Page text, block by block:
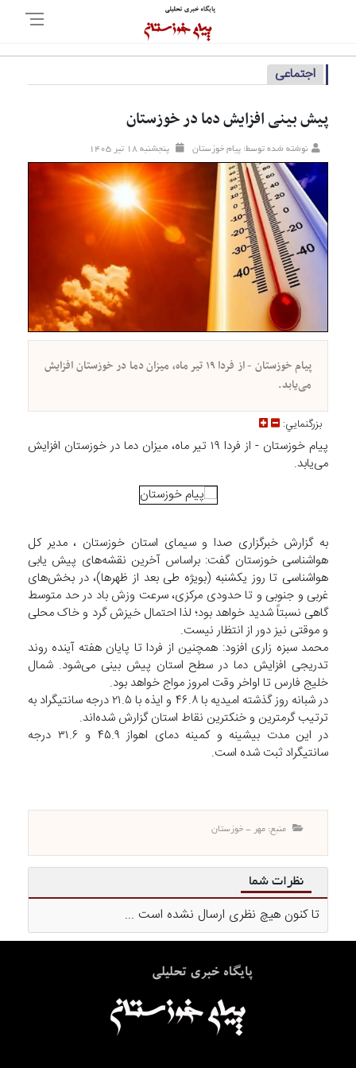
اجتماعی
پیش بینی افزایش دما در خوزستان
نوشته شده توسط: پیام خوزستان پنجشنبه ۱۸ تير ۱۴۰۵
پیام خوزستان - از فردا ۱۹ تیر ماه، میزان دما در خوزستان افزایش
می‌یابد.
بزرگنمايي:
پیام خوزستان - از فردا ۱۹ تیر ماه، میزان دما در خوزستان افزایش
می‌یابد.
به گزارش خبرگزاری صدا و سیمای استان خوزستان ، مدیر کل
هواشناسی خوزستان گفت: براساس آخرین نقشه‌های پیش یابی
هواشناسی تا روز یکشنبه (بویژه طی بعد از ظهرها)، در بخش‌های
غربی و جنوبی و تا حدودی مرکزی، سرعت وزش باد در حد متوسط
گاهی نسبتاً شدید خواهد بود؛ لذا احتمال خیزش گرد و خاک محلی
و موقتی نیز دور از انتظار نیست.
محمد سبزه زاری افزود: همچنین از فردا تا پایان هفته آینده روند
تدریجی افزایش دما در سطح استان پیش بینی می‌شود. شمال
خلیج فارس تا اواخر وقت امروز مواج خواهد بود.
در شبانه روز گذشته امیدیه با ۴۶.۸ و ایذه با ۲۱.۵ درجه سانتیگراد به
ترتیب گرمترین و خنکترین نقاط استان گزارش شده‌اند.
در این مدت بیشینه و کمینه دمای اهواز ۴۵.۹ و ۳۱.۶ درجه
سانتیگراد ثبت شده است.
منبع: مهر - خوزستان
نظرات شما
تا کنون هیچ نظری ارسال نشده است ...